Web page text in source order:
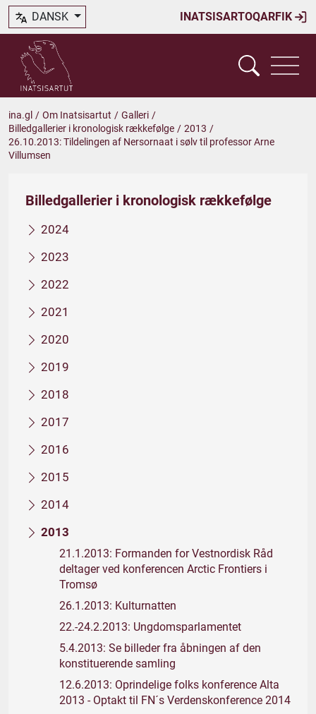
INATSISARTOQARFIK
DANSK
ina.gl / Om Inatsisartut / Galleri /
Billedgallerier i kronologisk rækkefølge / 2013 /
26.10.2013: Tildelingen af Nersornaat i sølv til professor Arne
Villumsen
Billedgallerier i kronologisk rækkefølge
2024
2023
2022
2021
2020
2019
2018
2017
2016
2015
2014
2013
21.1.2013: Formanden for Vestnordisk Råd
deltager ved konferencen Arctic Frontiers i
Tromsø
26.1.2013: Kulturnatten
22.-24.2.2013: Ungdomsparlamentet
5.4.2013: Se billeder fra åbningen af den
konstituerende samling
12.6.2013: Oprindelige folks konference Alta
2013 - Optakt til FN´s Verdenskonference 2014